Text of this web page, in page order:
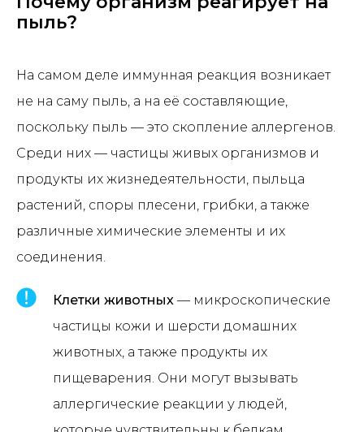
пыль?
На самом деле иммунная реакция возникает
не на саму пыль, а на её составляющие,
поскольку пыль — это скопление аллергенов.
Среди них — частицы живых организмов и
продукты их жизнедеятельности, пыльца
растений, споры плесени, грибки, а также
различные химические элементы и их
соединения.
Клетки животных — микроскопические
частицы кожи и шерсти домашних
животных, а также продукты их
пищеварения. Они могут вызывать
аллергические реакции у людей,